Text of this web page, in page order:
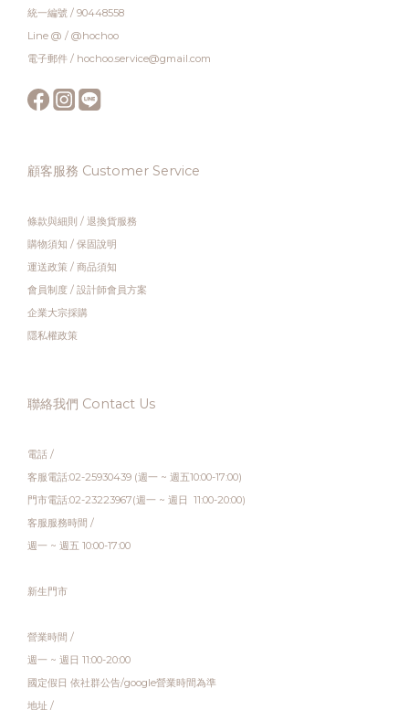
統一編號 / 90448558
Line @ / @hochoo
電子郵件 / hochoo.service@gmail.com
顧客服務 Customer Service
條款與細則 / 退換貨服務
購物須知 / 保固說明
運送政策 / 商品須知
會員制度 / 設計師會員方案
企業大宗採購
隱私權政策
聯絡我們 Contact Us
電話 /
客服電話:02-25930439 (週一 ~ 週五10:00-17:00)
門市電話:02-23223967(週一 ~ 週日 11:00-20:00)
客服服務時間 /
週一 ~ 週五 10:00-17:00
新生門市
營業時間 /
週一 ~ 週日 11:00-20:00
國定假日 依社群公告/google營業時間為準
地址 /